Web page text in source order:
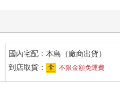
國內宅配：本島（廠商出貨）
到店取貨：
不限金額免運費